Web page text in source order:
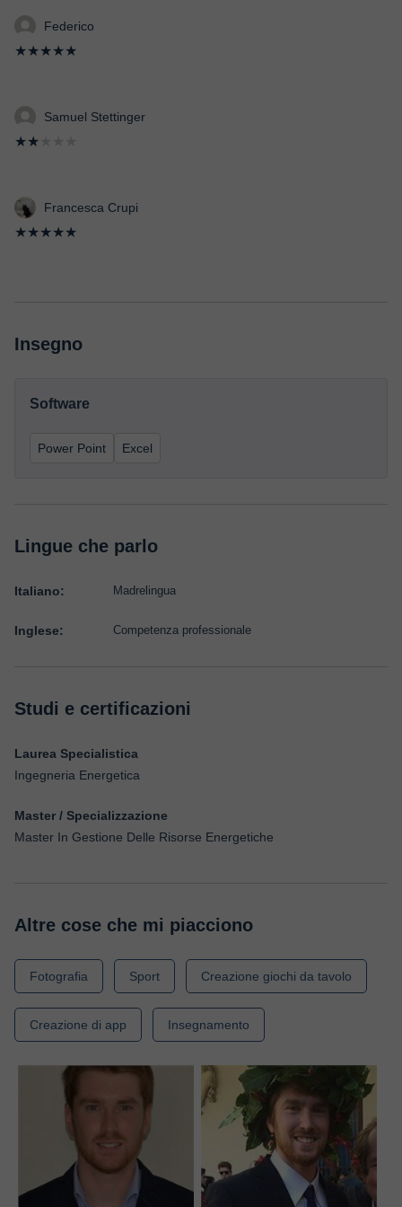
Federico
★★★★★
Samuel Stettinger
★★
Francesca Crupi
★★★★★
Insegno
Software
Power Point Excel
Lingue che parlo
Italiano: Madrelingua
Inglese: Competenza professionale
Studi e certificazioni
Laurea Specialistica
Ingegneria Energetica
Master / Specializzazione
Master In Gestione Delle Risorse Energetiche
Altre cose che mi piacciono
Fotografia Sport Creazione giochi da tavolo
Creazione di app Insegnamento